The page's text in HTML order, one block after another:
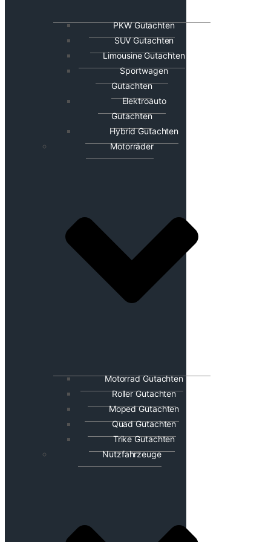
PKW Gutachten
SUV Gutachten
Limousine Gutachten
Sportwagen
Gutachten
Elektroauto
Gutachten
Hybrid Gutachten
Motorräder
Motorrad Gutachten
Roller Gutachten
Moped Gutachten
Quad Gutachten
Trike Gutachten
Nutzfahrzeuge